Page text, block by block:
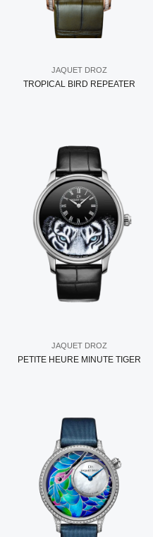
JAQUET DROZ
TROPICAL BIRD REPEATER
JAQUET DROZ
PETITE HEURE MINUTE TIGER